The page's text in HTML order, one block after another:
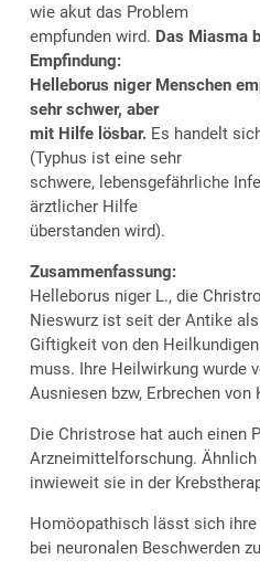
wie akut das Problem
empfunden wird. Das Miasma
Empfindung:
Helleborus niger Menschen
sehr schwer, aber
mit Hilfe lösbar. Es handelt
(Typhus ist eine sehr
schwere, lebensgefährliche
ärztlicher Hilfe
überstanden wird).
Zusammenfassung:
Helleborus niger L., die
Nieswurz ist seit der Antike
Giftigkeit von den
muss. Ihre Heilwirkung wurde
Ausniesen bzw, Erbrechen
Die Christrose hat auch einen
Arzneimittelforschung.
inwieweit sie in der
Homöopathisch lässt sich
bei neuronalen Beschwerden